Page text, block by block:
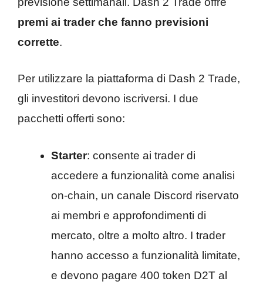
premi ai trader che fanno previsioni
corrette.
Per utilizzare la piattaforma di Dash 2 Trade,
gli investitori devono iscriversi. I due
pacchetti offerti sono:
Starter: consente ai trader di
accedere a funzionalità come analisi
on-chain, un canale Discord riservato
ai membri e approfondimenti di
mercato, oltre a molto altro. I trader
hanno accesso a funzionalità limitate,
e devono pagare 400 token D2T al